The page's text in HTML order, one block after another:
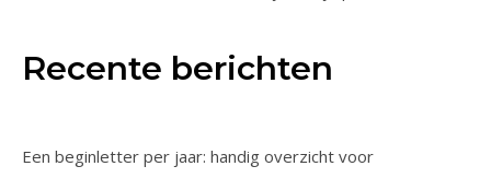
Recente berichten
Een beginletter per jaar: handig overzicht voor